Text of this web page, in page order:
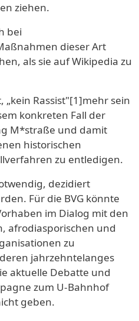
ziehen.
bei
dieser Art
als sie auf Wikipedia zu
Rassist"[1]mehr sein
konkreten Fall der
M*straße und damit
historischen
zu entledigen.
dezidiert
Für die BVG könnte
im Dialog mit den
afrodiasporischen und
zu
jahrzehntelanges
aktuelle Debatte und
zum U-Bahnhof
geben.